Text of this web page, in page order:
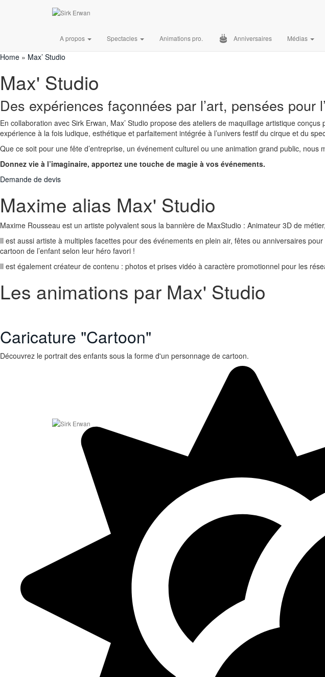
A propos Spectacles Animations pro. Anniversaires Médias
Demande de devis
Home » Max’ Studio
Max' Studio
Des expériences façonnées par l’art, pensées pour
En collaboration avec Sirk Erwan, Max’ Studio propose des ateliers de maquillage artistique
expérience à la fois ludique, esthétique et parfaitement intégrée à l’univers festif du cirque et du
Que ce soit pour une fête d’entreprise, un événement culturel ou une animation grand public,
Donnez vie à l’imaginaire, apportez une touche de magie à vos événements.
Demande de devis
Maxime alias Max' Studio
Maxime Rousseau est un artiste polyvalent sous la bannière de MaxStudio : Animateur 3D de
Il est aussi artiste à multiples facettes pour des événements en plein air, fêtes ou anniversaires
cartoon de l’enfant selon leur héro favori !
Il est également créateur de contenu : photos et prises vidéo à caractère promotionnel pour les
Les animations par Max' Studio
Caricature "Cartoon"
Découvrez le portrait des enfants sous la forme d'un personnage de cartoon.